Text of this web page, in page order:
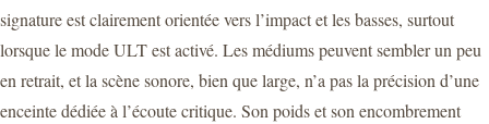
signature est clairement orientée vers l’impact et les basses, surtout
lorsque le mode ULT est activé. Les médiums peuvent sembler un peu
en retrait, et la scène sonore, bien que large, n’a pas la précision d’une
enceinte dédiée à l’écoute critique. Son poids et son encombrement